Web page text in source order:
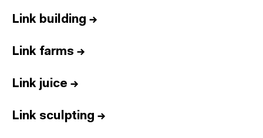
Link building →
Link farms →
Link juice →
Link sculpting →